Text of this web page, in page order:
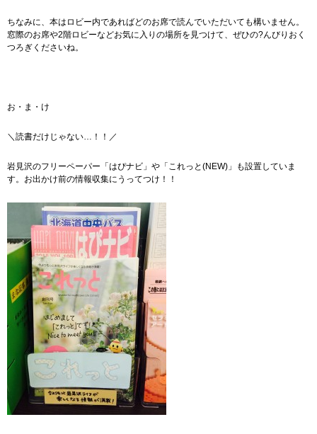
ちなみに、本はロビー内であればどのお席で読んでいただいても構いません。
窓際のお席や2階ロビーなどお気に入りの場所を見つけて、ぜひの?んびりおく
つろぎくださいね。
お・ま・け
＼読書だけじゃない…！！／
岩見沢のフリーペーパー「はぴナビ」や「これっと(NEW)」も設置していま
す。お出かけ前の情報収集にうってつけ！！